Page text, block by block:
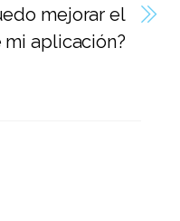
mejorar el
aplicación?